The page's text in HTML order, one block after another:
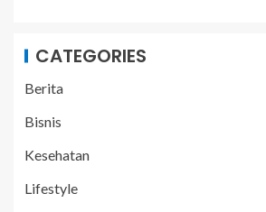
CATEGORIES
Berita
Bisnis
Kesehatan
Lifestyle